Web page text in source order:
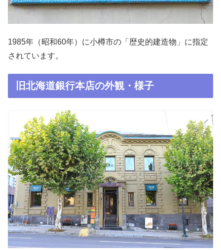
1985年（昭和60年）に小樽市の「歴史的建造物」に指定
されています。
旧北海道銀行本店の外観・様子